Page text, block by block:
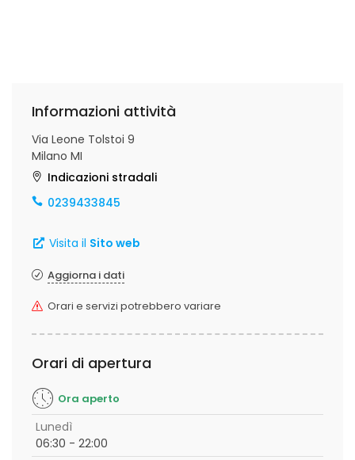
Informazioni attività
Via Leone Tolstoi 9
Milano MI
Indicazioni stradali
0239433845
Visita il Sito web
Aggiorna i dati
Orari e servizi potrebbero variare
Orari di apertura
Ora aperto
Lunedì
06:30 - 22:00